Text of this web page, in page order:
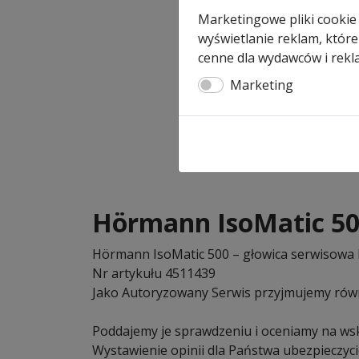
Hörmann IsoMatic
Hörmann IsoMatic 500 – głowica
Nr artykułu 4511439
Jako Autoryzowany Serwis przyjmujemy
Poddajemy je sprawdzeniu i oceniamy na
Wystawienie opinii dla Państwa
Marketingowe pliki
wyświetlanie reklam,
cenne dla wydawców i
Marketing